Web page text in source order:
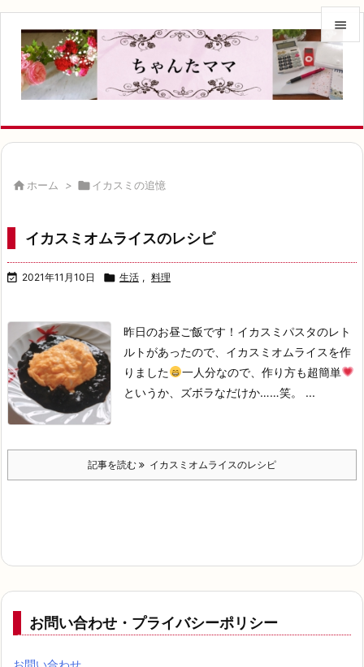


メニュ


 ホーム > イカスミの追憶
イカスミオムライスのレシピ
 2021年11月10日  生活 , 料理
昨日のお昼ご飯です！ イカスミパスタのレト
ルトがあったので、 イカスミオムライスを作
りました
一人分なので、作り方も超簡単
というか、ズボラなだけか……笑。 ...
記事を読む イカスミオムライスのレシピ
お問い合わせ・プライバシーポリシー
お問い合わせ